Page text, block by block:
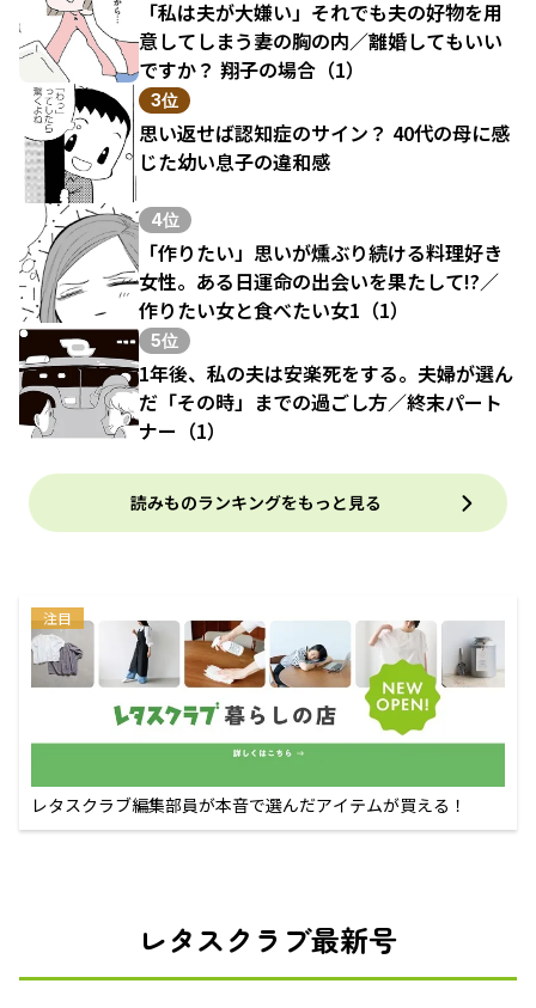
「私は夫が大嫌い」それでも夫の好物を用
意してしまう妻の胸の内／離婚してもいい
ですか？ 翔子の場合（1）
3位
思い返せば認知症のサイン？ 40代の母に感
じた幼い息子の違和感
4位
「作りたい」思いが燻ぶり続ける料理好き
女性。ある日運命の出会いを果たして!?／
作りたい女と食べたい女1（1）
5位
1年後、私の夫は安楽死をする。夫婦が選ん
だ「その時」までの過ごし方／終末パート
ナー（1）
読みものランキングをもっと見る
注目
レタスクラブ編集部員が本音で選んだアイテムが買える！
レタスクラブ最新号